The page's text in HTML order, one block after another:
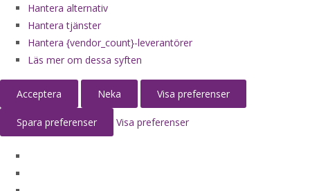
Hantera alternativ
Hantera tjänster
Hantera {vendor_count}-leverantörer
Läs mer om dessa syften
Acceptera Neka Visa preferenser
Spara preferenser Visa preferenser